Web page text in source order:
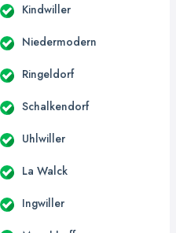
Kindwiller
Niedermodern
Ringeldorf
Schalkendorf
Uhlwiller
La Walck
Ingwiller